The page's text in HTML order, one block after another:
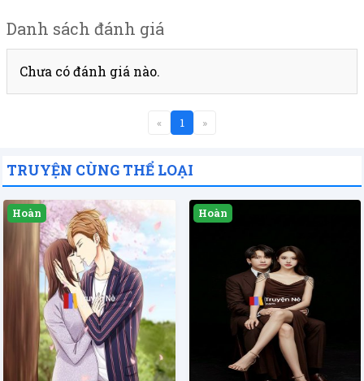
Danh sách đánh giá
Chưa có đánh giá nào.
« 1 »
TRUYỆN CÙNG THỂ LOẠI